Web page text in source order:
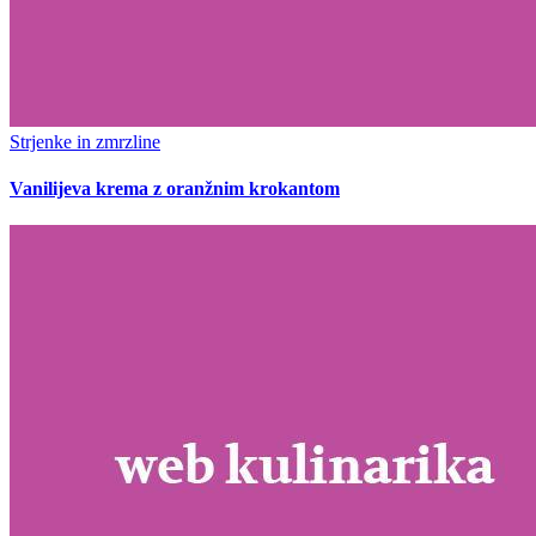
Strjenke in zmrzline
Vanilijeva krema z oranžnim krokantom